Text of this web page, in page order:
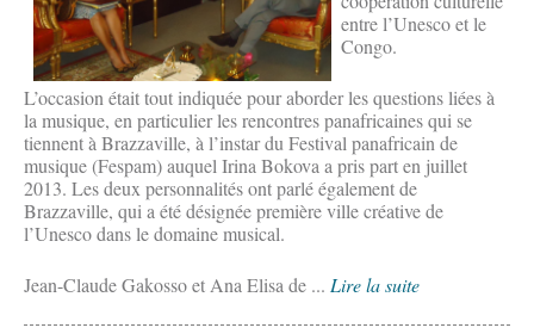
entre l’Unesco et le
Congo.
L’occasion était tout indiquée pour aborder les questions liées à
la musique, en particulier les rencontres panafricaines qui se
tiennent à Brazzaville, à l’instar du Festival panafricain de
musique (Fespam) auquel Irina Bokova a pris part en juillet
2013. Les deux personnalités ont parlé également de
Brazzaville, qui a été désignée première ville créative de
l’Unesco dans le domaine musical.
Jean-Claude Gakosso et Ana Elisa de ... Lire la suite